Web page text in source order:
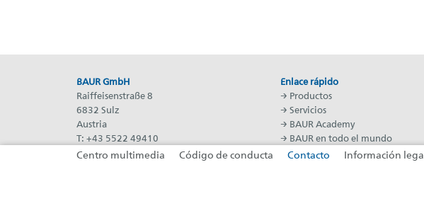
BAUR GmbH
Raiffeisenstraße 8
6832 Sulz
Austria
T: +43 5522 49410
F: +43 5522 49413
Enlace rápido
→ Productos
→ Servicios
→ BAUR Academy
→ BAUR en todo el mundo
→Prensa
Centro multimedia Código de conducta Contacto Información legal